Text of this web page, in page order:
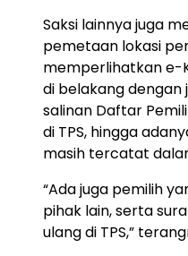
Saksi lainnya juga
pemetaan lokasi
memperlihatkan e-
di belakang
salinan Daftar
di TPS, hingga
masih tercatat
“Ada juga pemilih
pihak lain, serta
ulang di TPS,”